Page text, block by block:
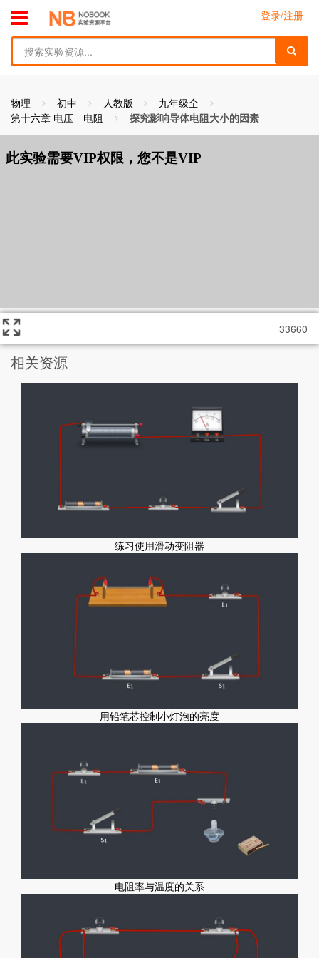
toggle menu
find
登录/注册
物理 初中 人教版
九年级全
第十六章 电压 电阻
探究影响导体电阻大小的因素
33660
相关资源
练习使用滑动变阻器
用铅笔芯控制小灯泡的亮度
电阻率与温度的关系